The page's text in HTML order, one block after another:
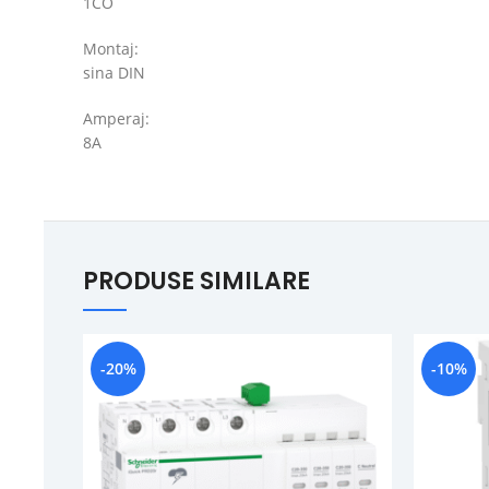
Montaj:
sina DIN
Amperaj:
8A
PRODUSE SIMILARE
-20% -10%